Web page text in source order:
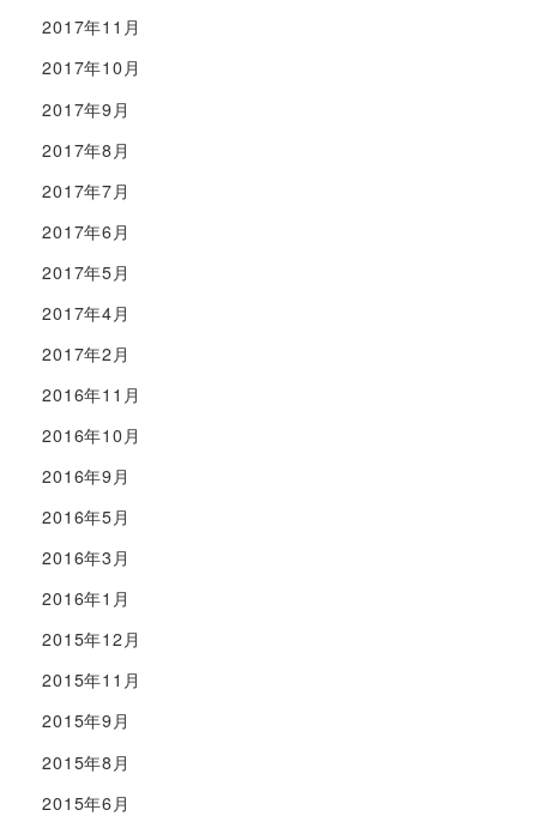
2017年11月
2017年10月
2017年9月
2017年8月
2017年7月
2017年6月
2017年5月
2017年4月
2017年2月
2016年11月
2016年10月
2016年9月
2016年5月
2016年3月
2016年1月
2015年12月
2015年11月
2015年9月
2015年8月
2015年6月